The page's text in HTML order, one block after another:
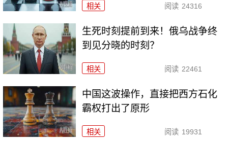
相关 阅读 24316
生死时刻提前到来！俄乌战争终
到见分晓的时刻？
相关 阅读 22461
中国这波操作，直接把西方石化
霸权打出了原形
相关 阅读 19931